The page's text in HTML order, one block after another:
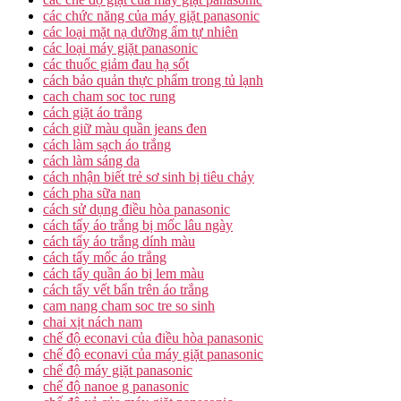
các chức năng của máy giặt panasonic
các loại mặt nạ dưỡng ẩm tự nhiên
các loại máy giặt panasonic
các thuốc giảm đau hạ sốt
cách bảo quản thực phẩm trong tủ lạnh
cach cham soc toc rung
cách giặt áo trắng
cách giữ màu quần jeans đen
cách làm sạch áo trắng
cách làm sáng da
cách nhận biết trẻ sơ sinh bị tiêu chảy
cách pha sữa nan
cách sử dụng điều hòa panasonic
cách tẩy áo trắng bị mốc lâu ngày
cách tẩy áo trắng dính màu
cách tẩy mốc áo trắng
cách tẩy quần áo bị lem màu
cách tẩy vết bẩn trên áo trắng
cam nang cham soc tre so sinh
chai xịt nách nam
chế độ econavi của điều hòa panasonic
chế độ econavi của máy giặt panasonic
chế độ máy giặt panasonic
chế độ nanoe g panasonic